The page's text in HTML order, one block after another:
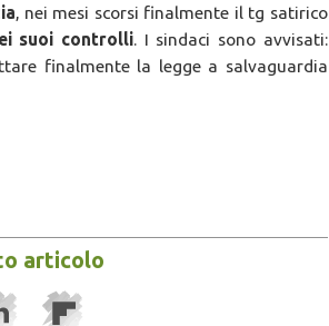
, nei mesi scorsi finalmente il tg satirico
suoi controlli. I sindaci sono avvisati:
finalmente la legge a salvaguardia
articolo